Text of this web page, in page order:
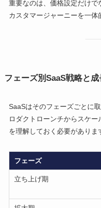
重要なのは、価格設定だけで
カスタマージャーニーを一体
フェーズ別SaaS戦略と
SaaSはそのフェーズごとに
ロダクトローンチからスケ
を理解しておく必要がありま
フェーズ
立ち上げ期